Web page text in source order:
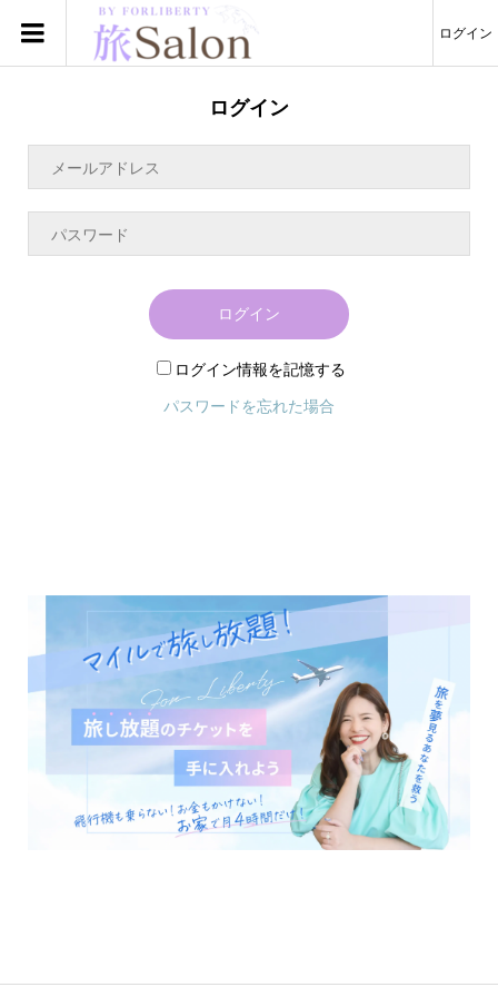
ログイン
ログイン
ログイン
ログイン情報を記憶する
パスワードを忘れた場合